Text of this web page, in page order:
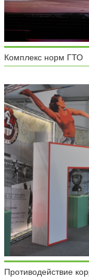
Комплекс норм ГТО
Противодействие